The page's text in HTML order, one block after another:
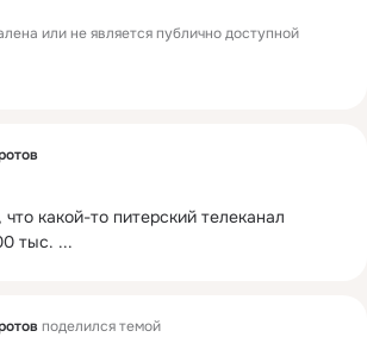
или не является публично доступной
какой-то питерский телеканал
тыс. ...
поделился темой